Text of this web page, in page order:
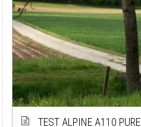
TEST ALPINE A110 PURE